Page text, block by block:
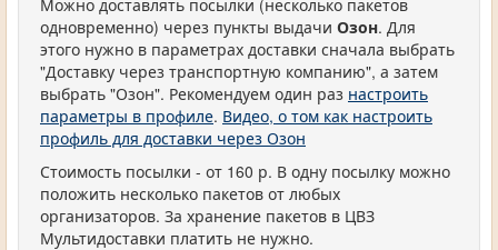
Можно доставлять посылки (несколько пакетов
одновременно) через пункты выдачи Озон. Для
этого нужно в параметрах доставки сначала выбрать
"Доставку через транспортную компанию", а затем
выбрать "Озон". Рекомендуем один раз настроить
параметры в профиле. Видео, о том как настроить
профиль для доставки через Озон
Стоимость посылки - от 160 р. В одну посылку можно
положить несколько пакетов от любых
организаторов. За хранение пакетов в ЦВЗ
Мультидоставки платить не нужно.